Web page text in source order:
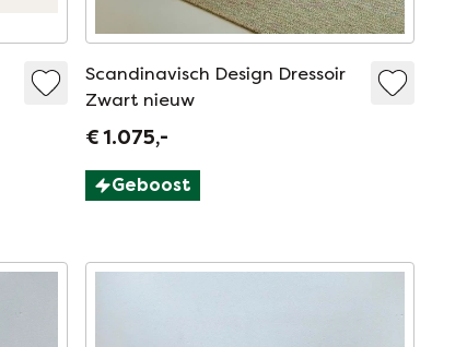
Scandinavisch Design Dressoir
Zwart nieuw
€ 1.075,-
Geboost